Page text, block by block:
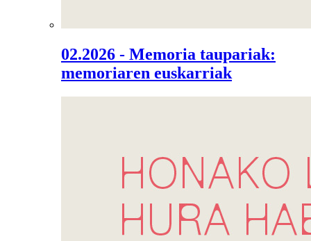
02.2026 - Memoria taupariak:
memoriaren euskarriak